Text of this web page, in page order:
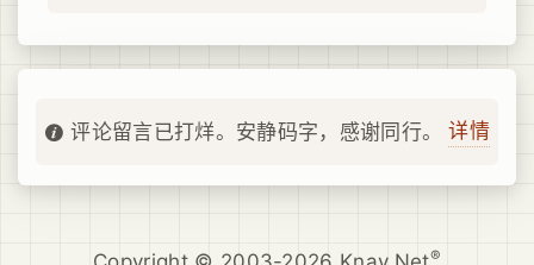
评论留言已打烊。安静码字，感谢同行。 详情
®